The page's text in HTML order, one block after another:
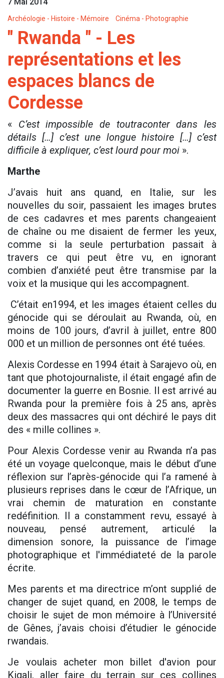
7 Mai 2014
Archéologie - Histoire - Mémoire Cinéma - Photographie
" Rwanda " - Les
représentations et les
espaces blancs de
Cordesse
« C’est impossible de toutraconter dans les
détails […] c’est une longue histoire […] c’est
difficile à expliquer, c’est lourd pour moi ».
Marthe
J’avais huit ans quand, en Italie, sur les
nouvelles du soir, passaient les images brutes
de ces cadavres et mes parents changeaient
de chaîne ou me disaient de fermer les yeux,
comme si la seule perturbation passait à
travers ce qui peut être vu, en ignorant
combien d’anxiété peut être transmise par la
voix et la musique qui les accompagnent.
C’était en1994, et les images étaient celles du
génocide qui se déroulait au Rwanda, où, en
moins de 100 jours, d’avril à juillet, entre 800
000 et un million de personnes ont été tuées.
Alexis Cordesse en 1994 était à Sarajevo où, en
tant que photojournaliste, il était engagé afin de
documenter la guerre en Bosnie. Il est arrivé au
Rwanda pour la première fois à 25 ans, après
deux des massacres qui ont déchiré le pays dit
des « mille collines ».
Pour Alexis Cordesse venir au Rwanda n’a pas
été un voyage quelconque, mais le début d’une
réflexion sur l’après-génocide qui l’a ramené à
plusieurs reprises dans le cœur de l’Afrique, un
vrai chemin de maturation en constante
redéfinition. Il a constamment revu, essayé à
nouveau, pensé autrement, articulé la
dimension sonore, la puissance de l’image
photographique et l'immédiateté de la parole
écrite.
Mes parents et ma directrice m’ont supplié de
changer de sujet quand, en 2008, le temps de
choisir le sujet de mon mémoire à l’Université
de Gênes, j’avais choisi d’étudier le génocide
rwandais.
Je voulais acheter mon billet d'avion pour
Kigali, aller faire du terrain sur ces collines